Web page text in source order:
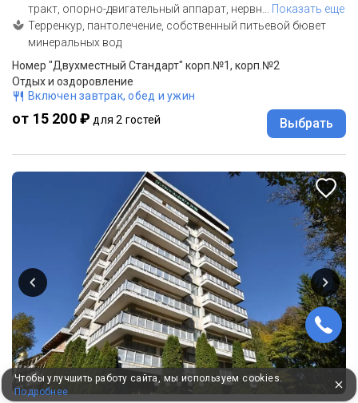
тракт, опорно-двигательный аппарат, нервн… Показать еще
Терренкур, пантолечение, собственный питьевой бювет
минеральных вод
Номер "Двухместный Стандарт" корп.№1, корп.№2
Отдых и оздоровление
Включен завтрак, обед и ужин
от 15 200 ₽ для 2 гостей Выбрать
Чтобы улучшить работу сайта, мы используем cookies.
Подробнее